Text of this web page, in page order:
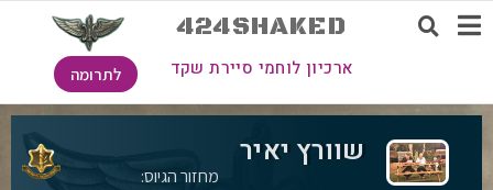
424SHAKED
ארכיון לוחמי סיירת שקד לתרומה
שוורץ יאיר
מחזור הגיוס: